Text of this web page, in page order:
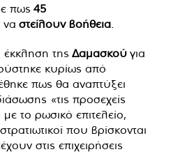
πως 45
στείλουν βοήθεια
έκκληση της Δαμασκού για
κυρίως από
πως θα αναπτύξει
«τις προσεχείς
το ρωσικό επιτελείο,
που βρίσκονται
στις επιχειρήσεις